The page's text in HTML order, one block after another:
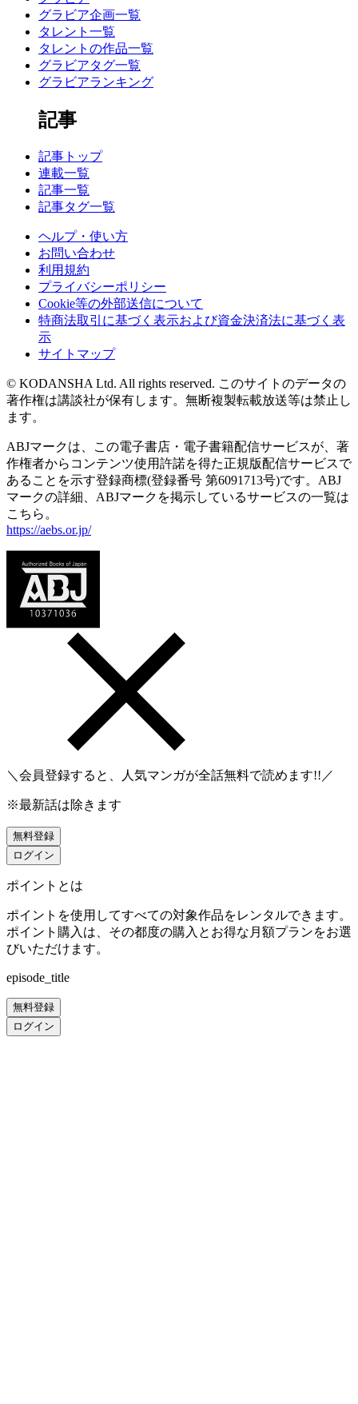
グラビア企画一覧
タレント一覧
タレントの作品一覧
グラビアタグ一覧
グラビアランキング
記事
記事トップ
連載一覧
記事一覧
記事タグ一覧
ヘルプ・使い方
お問い合わせ
利用規約
プライバシーポリシー
Cookie等の外部送信について
特商法取引に基づく表示および資金決済法に基づく表
示
サイトマップ
© KODANSHA Ltd. All rights reserved. このサイトのデータの
著作権は講談社が保有します。無断複製転載放送等は禁止し
ます。
ABJマークは、この電子書店・電子書籍配信サービスが、著
作権者からコンテンツ使用許諾を得た正規版配信サービスで
あることを示す登録商標(登録番号 第6091713号)です。ABJ
マークの詳細、ABJマークを掲示しているサービスの一覧は
こちら。
https://aebs.or.jp/
＼会員登録すると、人気マンガが全話無料で読めます!!／
※最新話は除きます
無料登録
ログイン
ポイントとは
ポイントを使用してすべての対象作品をレンタルできます。
ポイント購入は、その都度の購入とお得な月額プランをお選
びいただけます。
episode_title
無料登録
ログイン